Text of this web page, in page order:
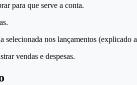
para que serve a conta.
nos lançamentos (explicado
vendas e despesas.